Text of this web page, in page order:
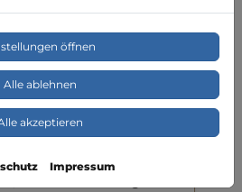
GmbH können Sie sich
öffnen
Alle ablehnen
akzeptieren
Impressum